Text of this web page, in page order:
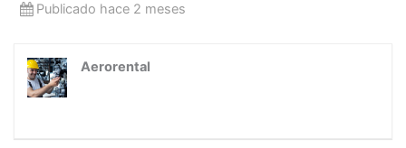
Publicado hace 2 meses
Aerorental